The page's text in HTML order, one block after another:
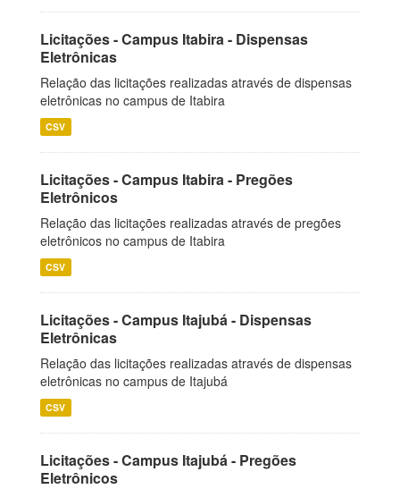
Licitações - Campus Itabira - Dispensas
Eletrônicas
Relação das licitações realizadas através de dispensas
eletrônicas no campus de Itabira
CSV
Licitações - Campus Itabira - Pregões
Eletrônicos
Relação das licitações realizadas através de pregões
eletrônicos no campus de Itabira
CSV
Licitações - Campus Itajubá - Dispensas
Eletrônicas
Relação das licitações realizadas através de dispensas
eletrônicas no campus de Itajubá
CSV
Licitações - Campus Itajubá - Pregões
Eletrônicos